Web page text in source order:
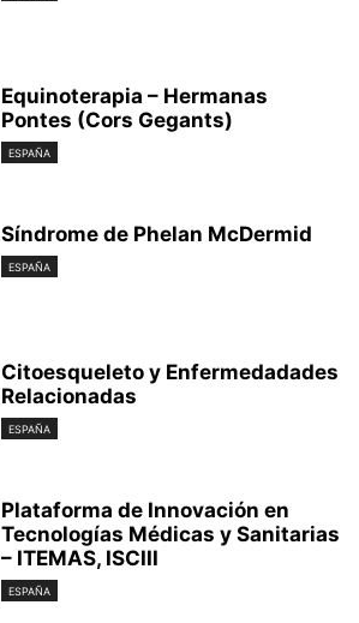
Equinoterapia – Hermanas
Pontes (Cors Gegants)
ESPAÑA
Síndrome de Phelan McDermid
ESPAÑA
Citoesqueleto y Enfermedadades
Relacionadas
ESPAÑA
Plataforma de Innovación en
Tecnologías Médicas y Sanitarias
– ITEMAS, ISCIII
ESPAÑA